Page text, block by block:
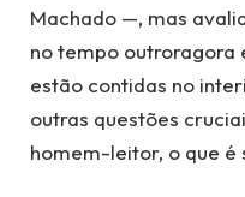
Machado —, mas
no tempo outroragora
estão contidas no
outras questões
homem-leitor, o que é